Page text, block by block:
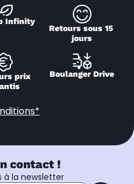
Infinity
Retours sous 15
jours
prix
Boulanger Drive
contact !
à la newsletter